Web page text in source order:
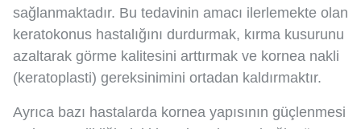
sağlanmaktadır. Bu tedavinin amacı ilerlemekte olan
keratokonus hastalığını durdurmak, kırma kusurunu
azaltarak görme kalitesini arttırmak ve kornea nakli
(keratoplasti) gereksinimini ortadan kaldırmaktır.
Ayrıca bazı hastalarda kornea yapısının güçlenmesi